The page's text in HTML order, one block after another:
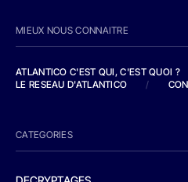
MIEUX NOUS CONNAITRE
ATLANTICO C'EST QUI, C'EST QUOI ?
LE RESEAU D'ATLANTICO
/
CATEGORIES